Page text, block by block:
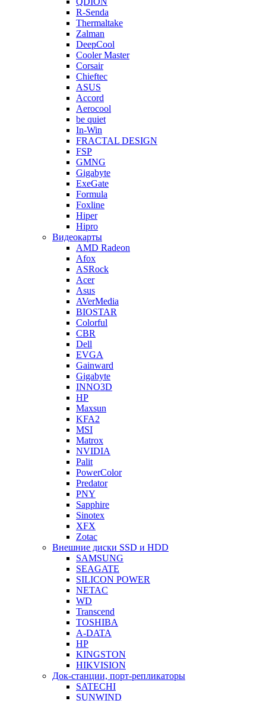
R-Senda
Thermaltake
Zalman
DeepCool
Cooler Master
Corsair
Chieftec
ASUS
Accord
Aerocool
be quiet
In-Win
FRACTAL DESIGN
FSP
GMNG
Gigabyte
ExeGate
Formula
Foxline
Hiper
Hipro
Видеокарты
AMD Radeon
Afox
ASRock
Acer
Asus
AVerMedia
BIOSTAR
Colorful
CBR
Dell
EVGA
Gainward
Gigabyte
INNO3D
HP
Maxsun
KFA2
MSI
Matrox
NVIDIA
Palit
PowerColor
Predator
PNY
Sapphire
Sinotex
XFX
Zotac
Внешние диски SSD и HDD
SAMSUNG
SEAGATE
SILICON POWER
NETAC
WD
Transcend
TOSHIBA
A-DATA
HP
KINGSTON
HIKVISION
Док-станции, порт-репликаторы
SATECHI
SUNWIND